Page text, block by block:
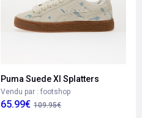
Puma Suede Xl Splatters
Vendu par : footshop
65.99€ 109.95€